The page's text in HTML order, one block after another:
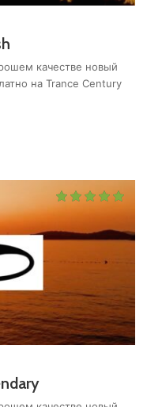
качестве новый
на Trance Century